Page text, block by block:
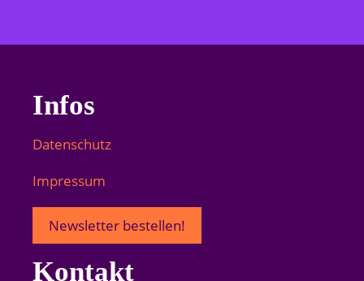
Infos
Datenschutz
Impressum
Newsletter bestellen!
Kontakt